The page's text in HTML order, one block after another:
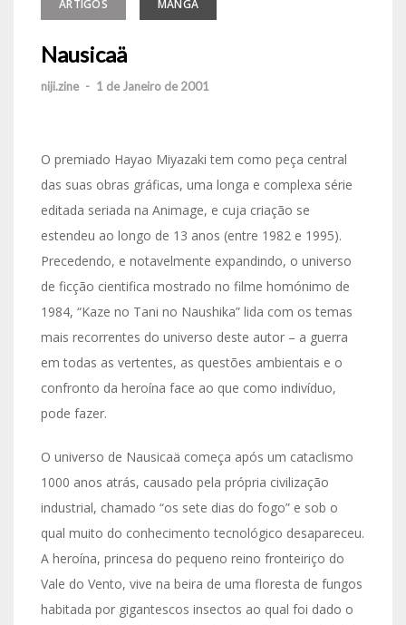
ARTIGOS MANGA
Nausicaä
niji.zine - 1 de Janeiro de 2001
O premiado Hayao Miyazaki tem como peça central
das suas obras gráficas, uma longa e complexa série
editada seriada na Animage, e cuja criação se
estendeu ao longo de 13 anos (entre 1982 e 1995).
Precedendo, e notavelmente expandindo, o universo
de ficção cientifica mostrado no filme homónimo de
1984, “Kaze no Tani no Naushika” lida com os temas
mais recorrentes do universo deste autor – a guerra
em todas as vertentes, as questões ambientais e o
confronto da heroína face ao que como indivíduo,
pode fazer.
O universo de Nausicaä começa após um cataclismo
1000 anos atrás, causado pela própria civilização
industrial, chamado “os sete dias do fogo” e sob o
qual muito do conhecimento tecnológico desapareceu.
A heroína, princesa do pequeno reino fronteiriço do
Vale do Vento, vive na beira de uma floresta de fungos
habitada por gigantescos insectos ao qual foi dado o